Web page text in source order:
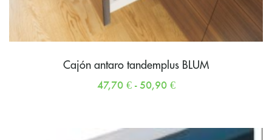
Cajón antaro tandemplus BLUM
47,70 € - 50,90 €